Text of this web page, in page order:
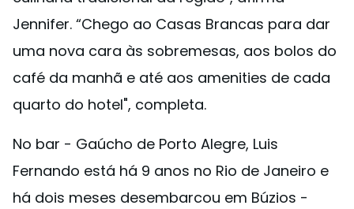
Jennifer. “Chego ao Casas Brancas para dar
uma nova cara às sobremesas, aos bolos do
café da manhã e até aos amenities de cada
quarto do hotel", completa.
No bar - Gaúcho de Porto Alegre, Luis
Fernando está há 9 anos no Rio de Janeiro e
há dois meses desembarcou em Búzios -